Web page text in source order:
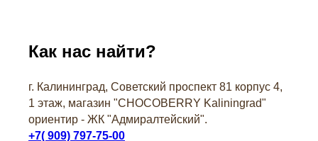
Как нас найти?
г. Калининград, Советский проспект 81 корпус 4,
1 этаж, магазин "СHOCOBERRY Kaliningrad"
ориентир - ЖК "Адмиралтейский".
+7( 909) 797-75-00